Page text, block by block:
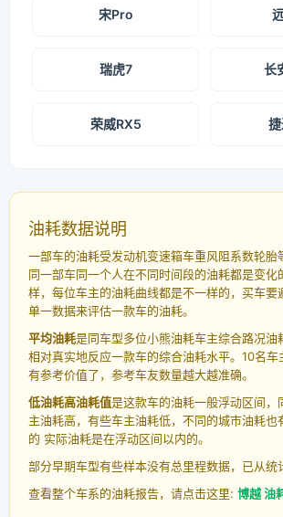
宋Pro
瑞虎7 长
荣威RX5
油耗数据说明
一部车的油耗受发动机变速箱车重风阻系数轮胎
同一部车同一个人在不同时间段的油耗都是变化
样，每位车主的油耗曲线都是不一样的，买车要
单一数据来评估一款车的油耗。
平均油耗是同车型多位小熊油耗车主综合路况油
相对真实地反应一款车的综合油耗水平。10名车
有参考价值了，参考车友数量越大越准确。
低油耗高油耗值是这款车的油耗一般浮动区间，
主油耗高，有些车主油耗低，不同的城市油耗也
的 实际油耗是在浮动区间以内的。
部分早期车型有些样本没有总里程数据，已从统
查看整个车系的油耗报告，请点击这里: 博越 油